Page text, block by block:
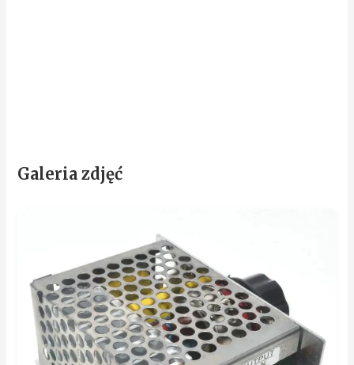
Galeria zdjęć